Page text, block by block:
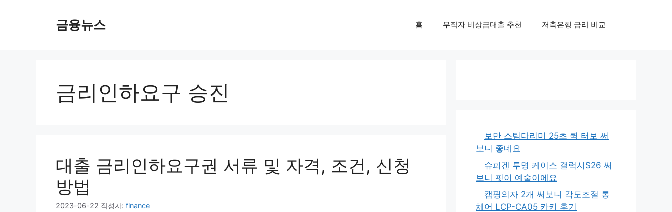
금융뉴스 홈 무직자 비상금대출 추천 저축은행 금리 비교
금리인하요구 승진
대출 금리인하요구권 서류 및 자격, 조건, 신청
방법
2023-06-22 작성자: finance
보만 스팀다리미 25초 퀵 터보 써
보니 좋네요
슈피겐 투명 케이스 갤럭시S26 써
보니 핏이 예술이에요
캠핑의자 2개 써보니 각도조절 롱
체어 LCP-CA05 카키 후기